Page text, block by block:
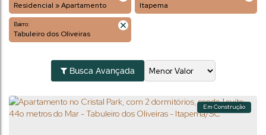
Residencial » Apartamento Itapema
Bairro:
Tabuleiro dos Oliveiras
Busca Avançada
Em Construção